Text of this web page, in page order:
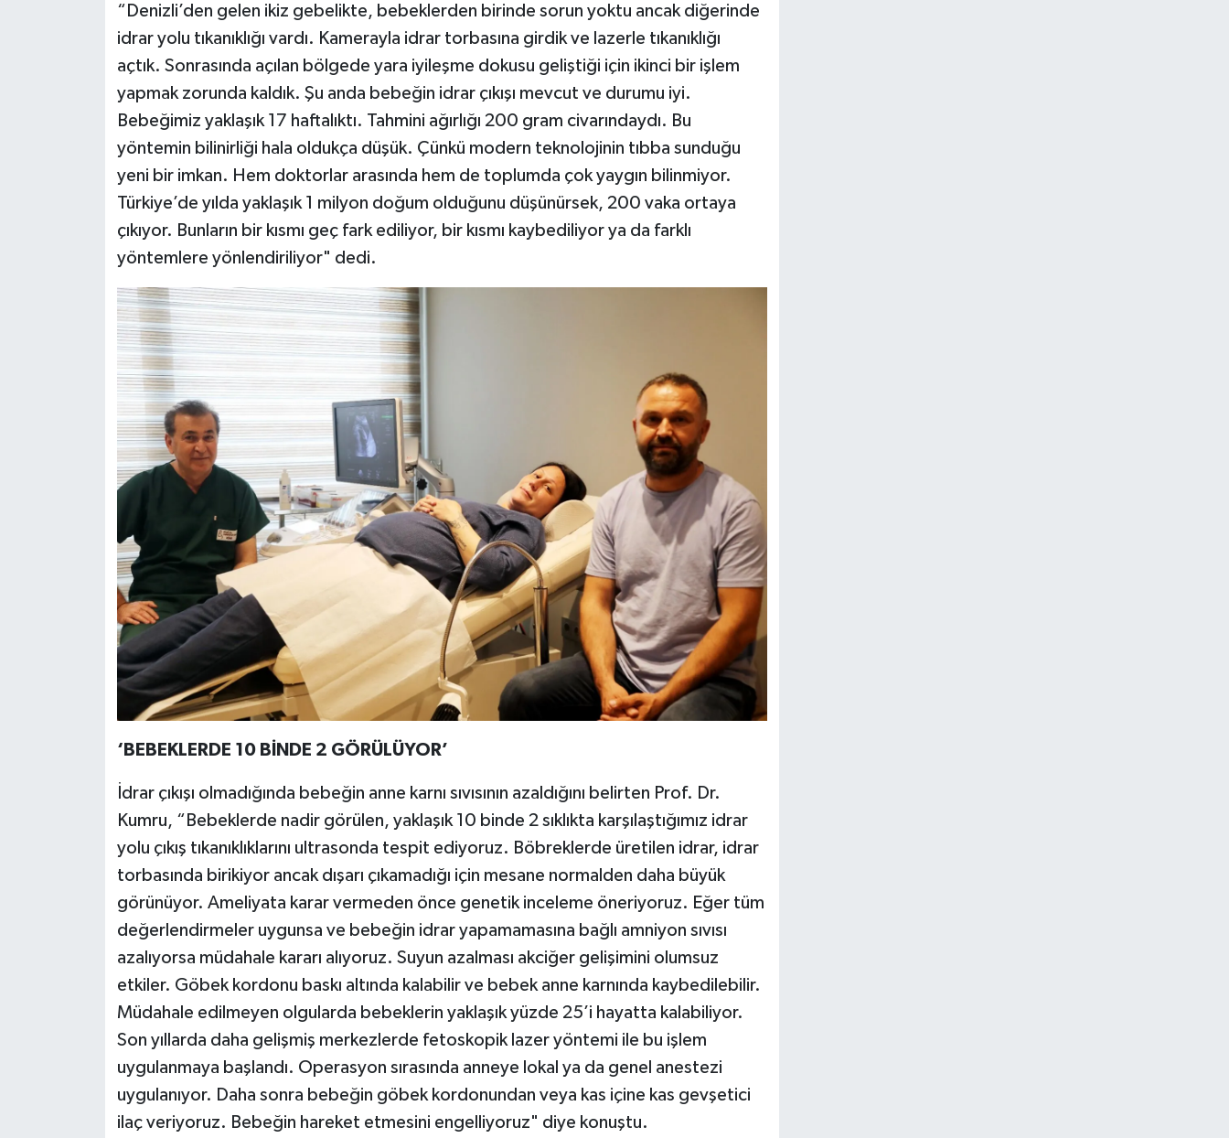
“Denizli’den gelen ikiz gebelikte, bebeklerden birinde sorun yoktu ancak diğerinde
idrar yolu tıkanıklığı vardı. Kamerayla idrar torbasına girdik ve lazerle tıkanıklığı
açtık. Sonrasında açılan bölgede yara iyileşme dokusu geliştiği için ikinci bir işlem
yapmak zorunda kaldık. Şu anda bebeğin idrar çıkışı mevcut ve durumu iyi.
Bebeğimiz yaklaşık 17 haftalıktı. Tahmini ağırlığı 200 gram civarındaydı. Bu
yöntemin bilinirliği hala oldukça düşük. Çünkü modern teknolojinin tıbba sunduğu
yeni bir imkan. Hem doktorlar arasında hem de toplumda çok yaygın bilinmiyor.
Türkiye’de yılda yaklaşık 1 milyon doğum olduğunu düşünürsek, 200 vaka ortaya
çıkıyor. Bunların bir kısmı geç fark ediliyor, bir kısmı kaybediliyor ya da farklı
yöntemlere yönlendiriliyor" dedi.
‘BEBEKLERDE 10 BİNDE 2 GÖRÜLÜYOR’
İdrar çıkışı olmadığında bebeğin anne karnı sıvısının azaldığını belirten Prof. Dr.
Kumru, “Bebeklerde nadir görülen, yaklaşık 10 binde 2 sıklıkta karşılaştığımız idrar
yolu çıkış tıkanıklıklarını ultrasonda tespit ediyoruz. Böbreklerde üretilen idrar, idrar
torbasında birikiyor ancak dışarı çıkamadığı için mesane normalden daha büyük
görünüyor. Ameliyata karar vermeden önce genetik inceleme öneriyoruz. Eğer tüm
değerlendirmeler uygunsa ve bebeğin idrar yapamamasına bağlı amniyon sıvısı
azalıyorsa müdahale kararı alıyoruz. Suyun azalması akciğer gelişimini olumsuz
etkiler. Göbek kordonu baskı altında kalabilir ve bebek anne karnında kaybedilebilir.
Müdahale edilmeyen olgularda bebeklerin yaklaşık yüzde 25’i hayatta kalabiliyor.
Son yıllarda daha gelişmiş merkezlerde fetoskopik lazer yöntemi ile bu işlem
uygulanmaya başlandı. Operasyon sırasında anneye lokal ya da genel anestezi
uygulanıyor. Daha sonra bebeğin göbek kordonundan veya kas içine kas gevşetici
ilaç veriyoruz. Bebeğin hareket etmesini engelliyoruz" diye konuştu.